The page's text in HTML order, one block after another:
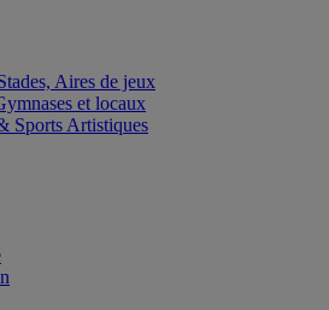
Aires de jeux
et locaux
Sports Artistiques